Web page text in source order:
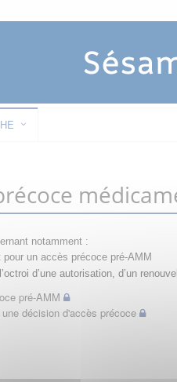
notamment :
un accès précoce pré-AMM
d’une autorisation, d’un
pré-AMM
décision d'accès précoce